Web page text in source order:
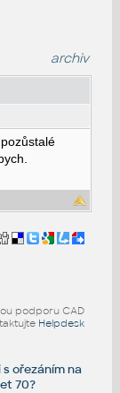
archiv
podporu CAD
Helpdesk
ořezáním na
70?